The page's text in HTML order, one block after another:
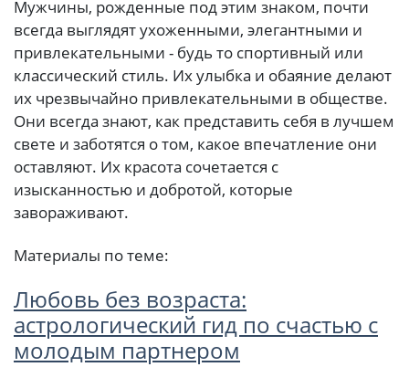
Мужчины, рожденные под этим знаком, почти
всегда выглядят ухоженными, элегантными и
привлекательными - будь то спортивный или
классический стиль. Их улыбка и обаяние делают
их чрезвычайно привлекательными в обществе.
Они всегда знают, как представить себя в лучшем
свете и заботятся о том, какое впечатление они
оставляют. Их красота сочетается с
изысканностью и добротой, которые
завораживают.
Материалы по теме:
Любовь без возраста:
астрологический гид по счастью с
молодым партнером